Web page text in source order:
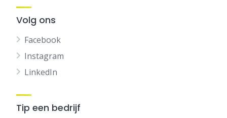
Volg ons
Facebook
Instagram
LinkedIn
Tip een bedrijf